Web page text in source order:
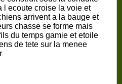
ecoute croise la voie et
arrivent a la bauge et
chasse se forme mais
du temps gamie et etoile
de tete sur la menee